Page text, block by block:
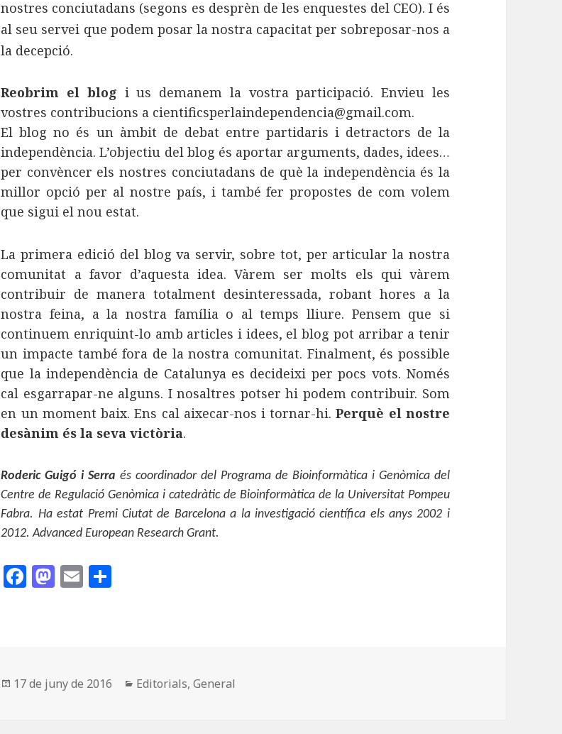
nostres conciutadans (segons es desprèn de les enquestes del CEO). I és
al seu servei que podem posar la nostra capacitat per sobreposar-nos a
la decepció.
Reobrim el blog i us demanem la vostra participació. Envieu les
vostres contribucions a cientificsperlaindependencia@gmail.com.
El blog no és un àmbit de debat entre partidaris i detractors de la
independència. L’objectiu del blog és aportar arguments, dades, idees…
per convèncer els nostres conciutadans de què la independència és la
millor opció per al nostre país, i també fer propostes de com volem
que sigui el nou estat.
La primera edició del blog va servir, sobre tot, per articular la nostra
comunitat a favor d’aquesta idea. Vàrem ser molts els qui vàrem
contribuir de manera totalment desinteressada, robant hores a la
nostra feina, a la nostra família o al temps lliure. Pensem que si
continuem enriquint-lo amb articles i idees, el blog pot arribar a tenir
un impacte també fora de la nostra comunitat. Finalment, és possible
que la independència de Catalunya es decideixi per pocs vots. Només
cal esgarrapar-ne alguns. I nosaltres potser hi podem contribuir. Som
en un moment baix. Ens cal aixecar-nos i tornar-hi.Perquè el nostre
desànim és la seva victòria.
Roderic Guigó i Serra és coordinador del Programa de Bioinformàtica i Genòmica del
Centre de Regulació Genòmica i catedràtic de Bioinformàtica de la Universitat Pompeu
Fabra. Ha estat Premi Ciutat de Barcelona a la investigació científica els anys 2002 i
2012. Advanced European Research Grant.
F
o
M
n
E
rt
Publicat
17 de juny de 2016 Categories
Editorials,General